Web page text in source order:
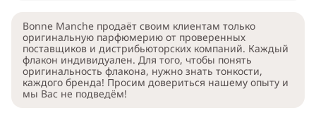
Bonne Manche продаёт своим клиентам только
оригинальную парфюмерию от проверенных
поставщиков и дистрибьюторских компаний. Каждый
флакон индивидуален. Для того, чтобы понять
оригинальность флакона, нужно знать тонкости,
каждого бренда! Просим довериться нашему опыту и
мы Вас не подведём!